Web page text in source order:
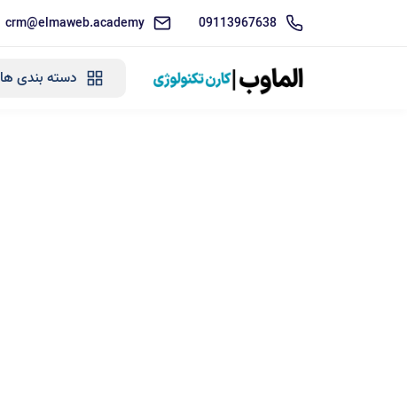
09113967638
crm@elmaweb.academy
دسته بندی ها